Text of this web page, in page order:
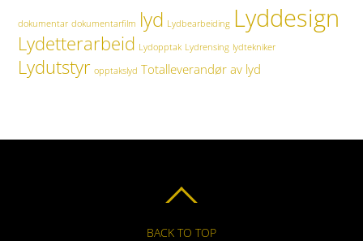
dokumentar dokumentarfilm lyd Lydbearbeiding Lyddesign
Lydetterarbeid Lydopptak Lydrensing lydtekniker
Lydutstyr opptakslyd Totalleverandør av lyd
BACK TO TOP